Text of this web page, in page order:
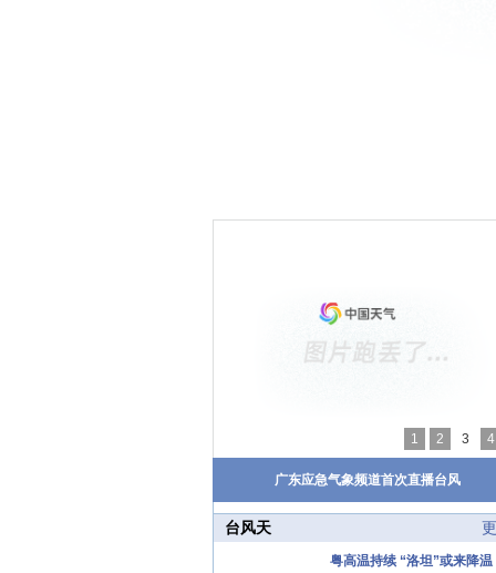
1 2 3 4
广东应急气象频道首次直播台风
台风天
粤高温持续 “洛坦”或来降温